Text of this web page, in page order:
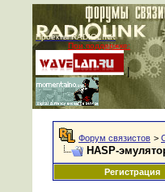
Проекты RADIOLINK
При поддержке:
|
Форум связистов >
HASP-
Регистрация